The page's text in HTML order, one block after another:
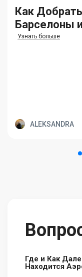
Как
Барселоны
Узнать больше
ALEKSANDRA
Где и Как
Находится